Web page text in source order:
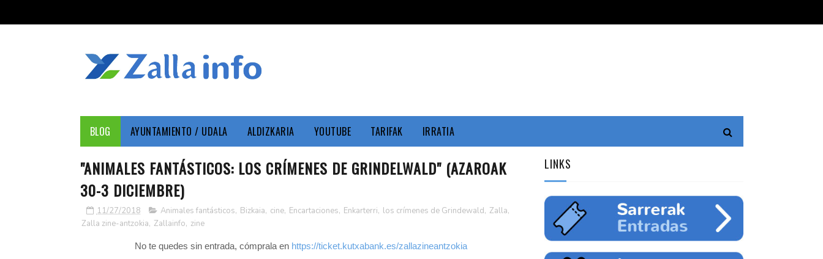
BLOG AYUNTAMIENTO / UDALA ALDIZKARIA YOUTUBE TARIFAK IRRATIA
"ANIMALES FANTÁSTICOS: LOS CRÍMENES DE GRINDELWALD" (AZAROAK
30-3 DICIEMBRE)
11/27/2018 Animales fantásticos, Bizkaia, cine, Encartaciones, Enkarterri, los crímenes de Grindewald, Zalla,
Zalla zine-antzokia, Zallainfo, zine
No te quedes sin entrada, cómprala en https://ticket.kutxabank.es/zallazineantzokia
LINKS